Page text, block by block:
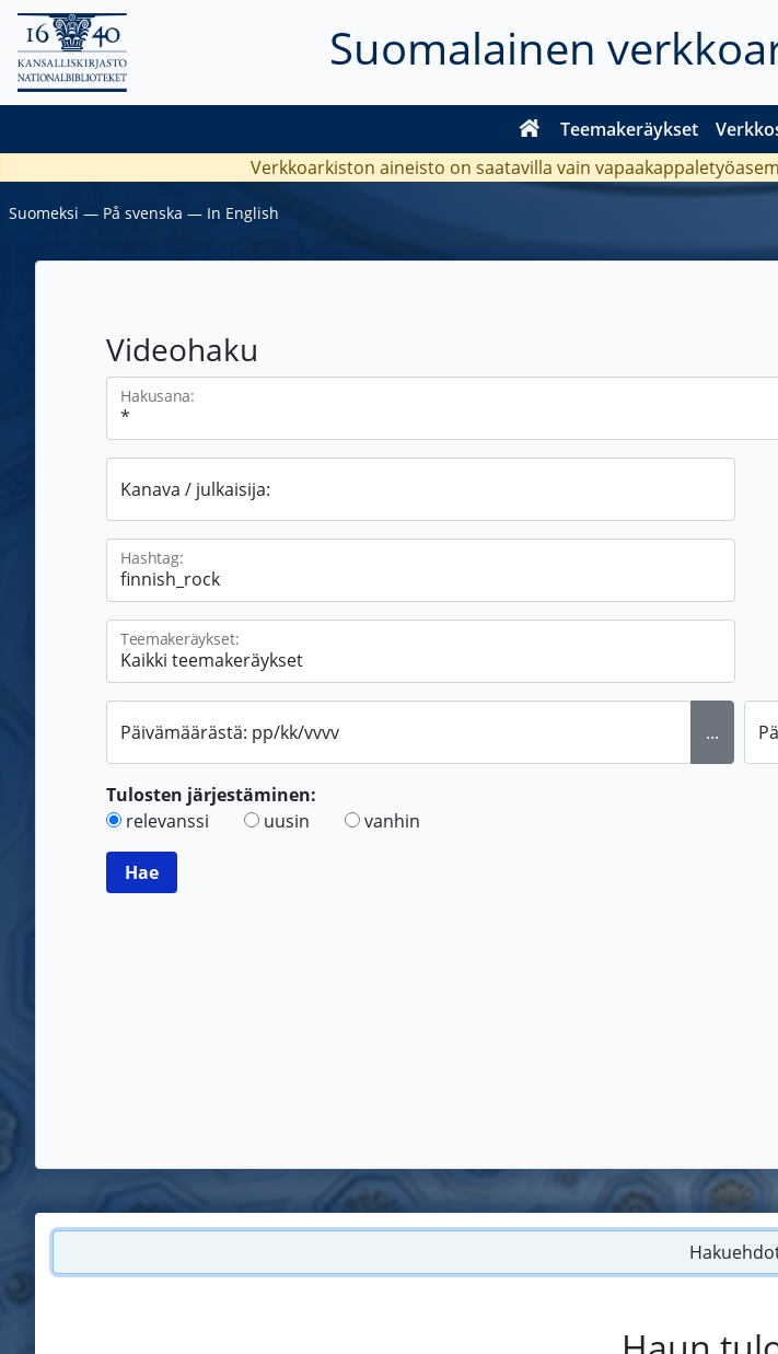
Suomalainen
Teemakeräykset
Verkkoarkiston aineisto on saatavilla vain
Suomeksi ― På svenska ― In English
Videohaku
Hakusana:
Kanava / julkaisija:
Hashtag:
Teemakeräykset:
Päivämäärästä: pp/kk/vvvv ...
Tulosten järjestäminen:
relevanssi
uusin vanhin